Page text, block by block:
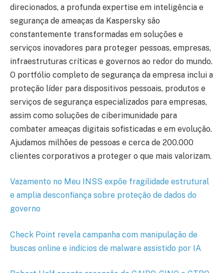
direcionados, a profunda expertise em inteligência e
segurança de ameaças da Kaspersky são
constantemente transformadas em soluções e
serviços inovadores para proteger pessoas, empresas,
infraestruturas críticas e governos ao redor do mundo.
O portfólio completo de segurança da empresa inclui a
proteção líder para dispositivos pessoais, produtos e
serviços de segurança especializados para empresas,
assim como soluções de ciberimunidade para
combater ameaças digitais sofisticadas e em evolução.
Ajudamos milhões de pessoas e cerca de 200.000
clientes corporativos a proteger o que mais valorizam.
Vazamento no Meu INSS expõe fragilidade estrutural
e amplia desconfiança sobre proteção de dados do
governo
Check Point revela campanha com manipulação de
buscas online e indícios de malware assistido por IA